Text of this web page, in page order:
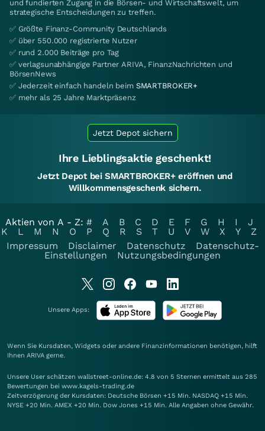
und fundierten Zugang in die Börsen- und Wirtschaftswelt, um
strategische Entscheidungen zu treffen.
✅ Größte Finanz-Community Deutschlands
✅ über 550.000 registrierte Nutzer
✅ rund 2.000 Beiträge pro Tag
✅ verlagsunabhängige Partner ARIVA, FinanzNachrichten und
BörsenNews
✅ Jederzeit einfach handeln beim SMARTBROKER+
✅ mehr als 25 Jahre Marktpräsenz
Jetzt Depot sichern
Ihre Lieblingsaktie geschenkt!
Jetzt Depot bei SMARTBROKER+ eröffnen und
Willkommensgeschenk sichern.
Aktien von A - Z: # A B C D E F G H I
J
K
L M N O P Q R S T U V W X Y
Z
Impressum
Disclaimer Datenschutz
Datenschutz-
Einstellungen
Nutzungsbedingungen
Unsere Apps:
Wenn Sie Kursdaten, Widgets oder andere Finanzinformationen benötigen, hilft
Ihnen ARIVA gerne.
Unsere User schätzen wallstreet-online.de: 4.8 von 5 Sternen ermittelt aus 285
Bewertungen bei www.kagels-trading.de
Zeitverzögerung der Kursdaten: Deutsche Börsen +15 Min. NASDAQ +15 Min.
NYSE +20 Min. AMEX +20 Min. Dow Jones +15 Min. Alle Angaben ohne Gewähr.